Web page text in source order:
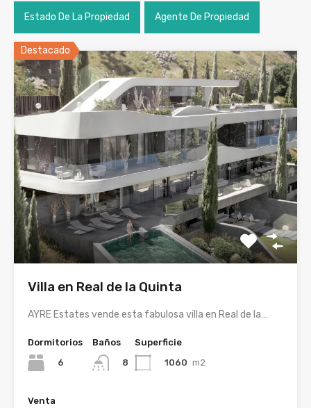
Estado De La Propiedad Agente De Propiedad
Destacado
Villa en Real de la Quinta
AYRE Estates vende esta fabulosa villa en Real de la…
Dormitorios
6
Baños
8
Superficie
1060 m2
Venta